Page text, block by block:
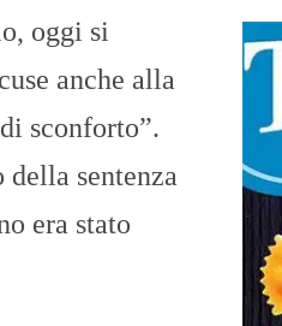
oggi si
anche alla
sconforto”.
sentenza
era stato